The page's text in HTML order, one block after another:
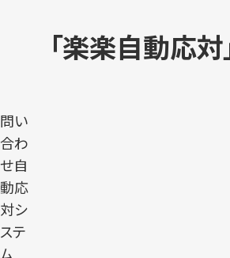
「楽楽自動応対
問い
合わ
せ自
動応
対シ
ステ
ム